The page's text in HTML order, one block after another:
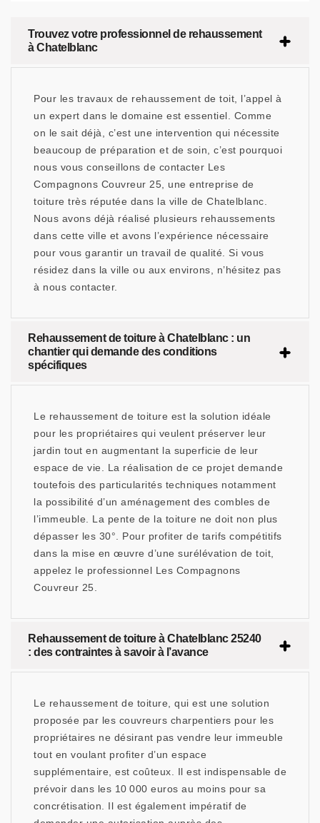
Trouvez votre professionnel de rehaussement
à Chatelblanc
Pour les travaux de rehaussement de toit, l’appel à
un expert dans le domaine est essentiel. Comme
on le sait déjà, c’est une intervention qui nécessite
beaucoup de préparation et de soin, c’est pourquoi
nous vous conseillons de contacter Les
Compagnons Couvreur 25, une entreprise de
toiture très réputée dans la ville de Chatelblanc.
Nous avons déjà réalisé plusieurs rehaussements
dans cette ville et avons l’expérience nécessaire
pour vous garantir un travail de qualité. Si vous
résidez dans la ville ou aux environs, n’hésitez pas
à nous contacter.
Rehaussement de toiture à Chatelblanc : un
chantier qui demande des conditions
spécifiques
Le rehaussement de toiture est la solution idéale
pour les propriétaires qui veulent préserver leur
jardin tout en augmentant la superficie de leur
espace de vie. La réalisation de ce projet demande
toutefois des particularités techniques notamment
la possibilité d’un aménagement des combles de
l’immeuble. La pente de la toiture ne doit non plus
dépasser les 30°. Pour profiter de tarifs compétitifs
dans la mise en œuvre d’une surélévation de toit,
appelez le professionnel Les Compagnons
Couvreur 25.
Rehaussement de toiture à Chatelblanc 25240
: des contraintes à savoir à l’avance
Le rehaussement de toiture, qui est une solution
proposée par les couvreurs charpentiers pour les
propriétaires ne désirant pas vendre leur immeuble
tout en voulant profiter d’un espace
supplémentaire, est coûteux. Il est indispensable de
prévoir dans les 10 000 euros au moins pour sa
concrétisation. Il est également impératif de